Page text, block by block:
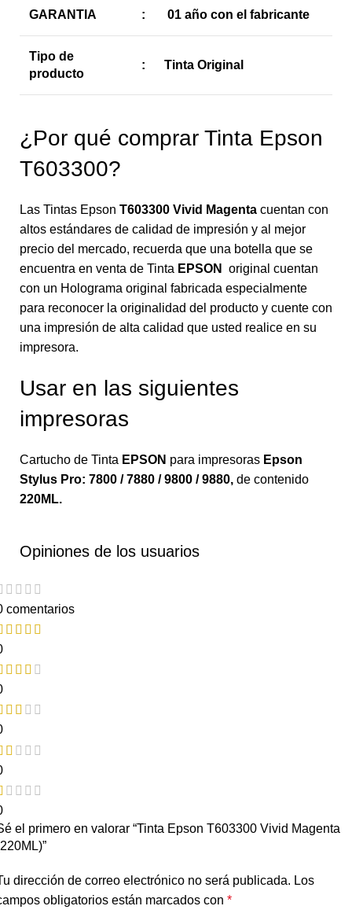
GARANTIA : 01 año con el fabricante
Tipo de
producto
: Tinta Original
¿Por qué comprar Tinta Epson
T603300?
Las Tintas Epson T603300 Vivid Magenta cuentan con
altos estándares de calidad de impresión y al mejor
precio del mercado, recuerda que una botella que se
encuentra en venta de Tinta EPSON
original cuentan
con un Holograma original fabricada especialmente
para reconocer la originalidad del producto y cuente con
una impresión de alta calidad que usted realice en su
impresora.
Usar en las siguientes
impresoras
Cartucho de Tinta EPSON para impresoras Epson
Stylus Pro: 7800 / 7880 / 9800 / 9880, de contenido
220ML.
Opiniones de los usuarios
comentarios
el primero en valorar “Tinta Epson T603300 Vivid Magenta
dirección de correo electrónico no será publicada. Los
obligatorios están marcados con *